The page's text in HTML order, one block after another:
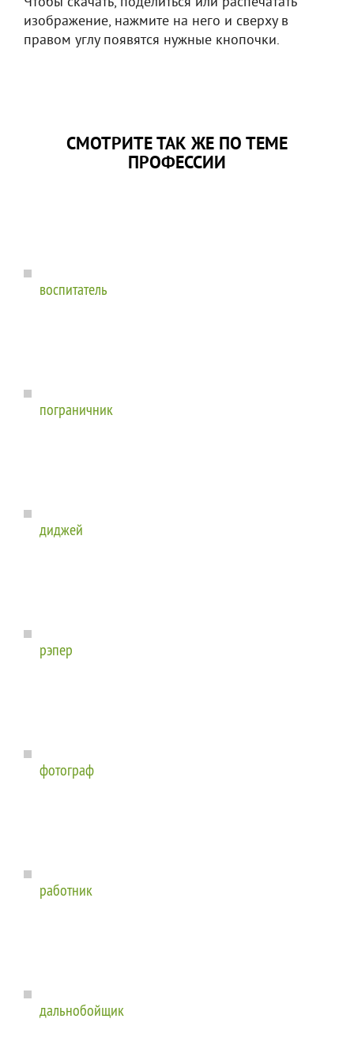
изображение, нажмите на него и сверху в
правом углу появятся нужные кнопочки.
СМОТРИТЕ ТАК ЖЕ ПО ТЕМЕ
ПРОФЕССИИ
воспитатель
пограничник
диджей
рэпер
фотограф
работник
дальнобойщик